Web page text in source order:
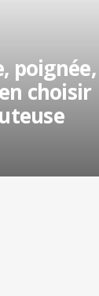
poignée,
choisir